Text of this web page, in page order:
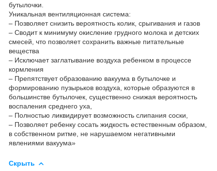
бутылочки.
Уникальная вентиляционная система:
– Позволяет снизить вероятность колик, срыгивания и газов
– Сводит к минимуму окисление грудного молока и детских
смесей, что позволяет сохранить важные питательные
вещества
– Исключает заглатывание воздуха ребенком в процессе
кормления
– Препятствует образованию вакуума в бутылочке и
формированию пузырьков воздуха, которые образуются в
большинстве бутылочек, существенно снижая вероятность
воспаления среднего уха,
– Полностью ликвидирует возможность слипания соски,
– Позволяет ребенку сосать жидкость естественным образом,
в собственном ритме, не нарушаемом негативными
явлениями вакуума»
Скрыть